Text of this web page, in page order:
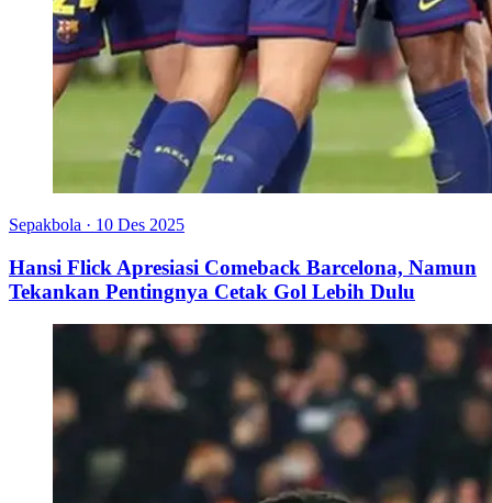
Sepakbola · 10 Des 2025
Hansi Flick Apresiasi Comeback Barcelona, Namun
Tekankan Pentingnya Cetak Gol Lebih Dulu